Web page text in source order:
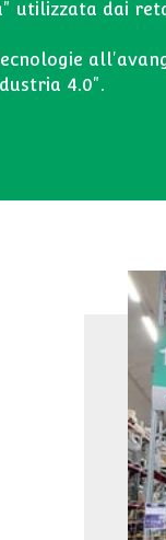
utilizzata dai
4.0".